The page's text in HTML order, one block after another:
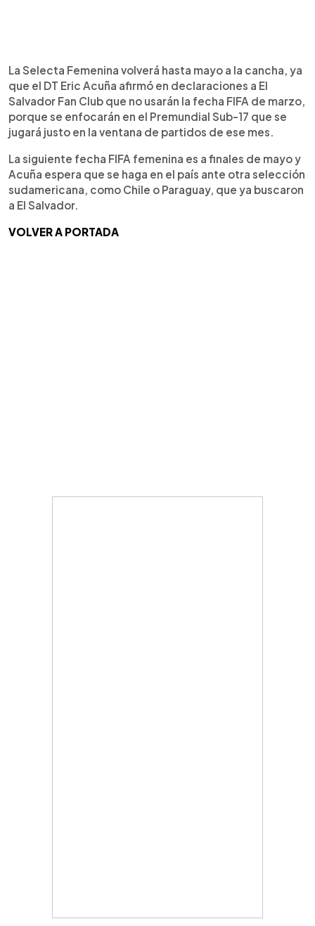
La Selecta Femenina volverá hasta mayo a la cancha, ya
que el DT Eric Acuña afirmó en declaraciones a El
Salvador Fan Club que no usarán la fecha FIFA de marzo,
porque se enfocarán en el Premundial Sub-17 que se
jugará justo en la ventana de partidos de ese mes.
La siguiente fecha FIFA femenina es a finales de mayo y
Acuña espera que se haga en el país ante otra selección
sudamericana, como Chile o Paraguay, que ya buscaron
a El Salvador.
VOLVER A PORTADA